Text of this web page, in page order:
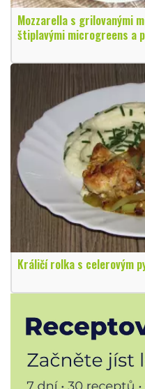
Mozzarella s grilovanými
štiplavými microgreens a
Králičí rolka s celerovým